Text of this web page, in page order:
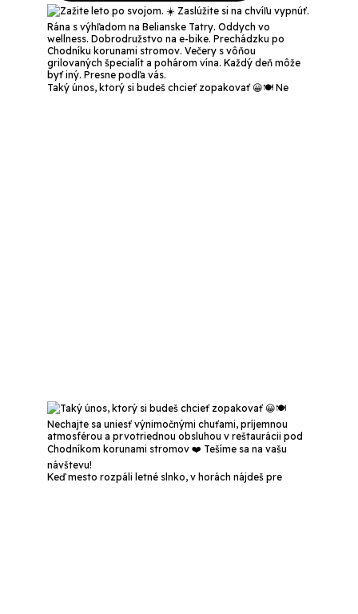
Taký únos, ktorý si budeš chcieť zopakovať 😀🍽️ Ne
Keď mesto rozpáli letné slnko, v horách nájdeš pre